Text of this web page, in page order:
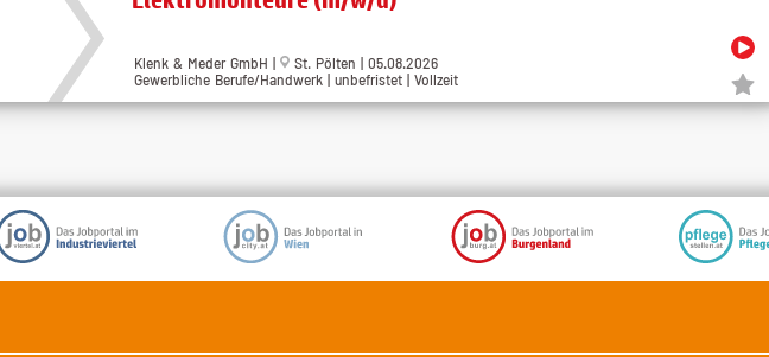
Klenk & Meder GmbH |
St. Pölten | 05.08.2026
Gewerbliche Berufe/Handwerk | unbefristet | Vollzeit